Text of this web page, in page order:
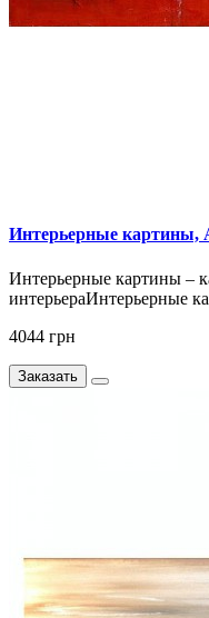
Интерьерные картины,
Интерьерные картины –
интерьераИнтерьерные
4044 грн
Заказать